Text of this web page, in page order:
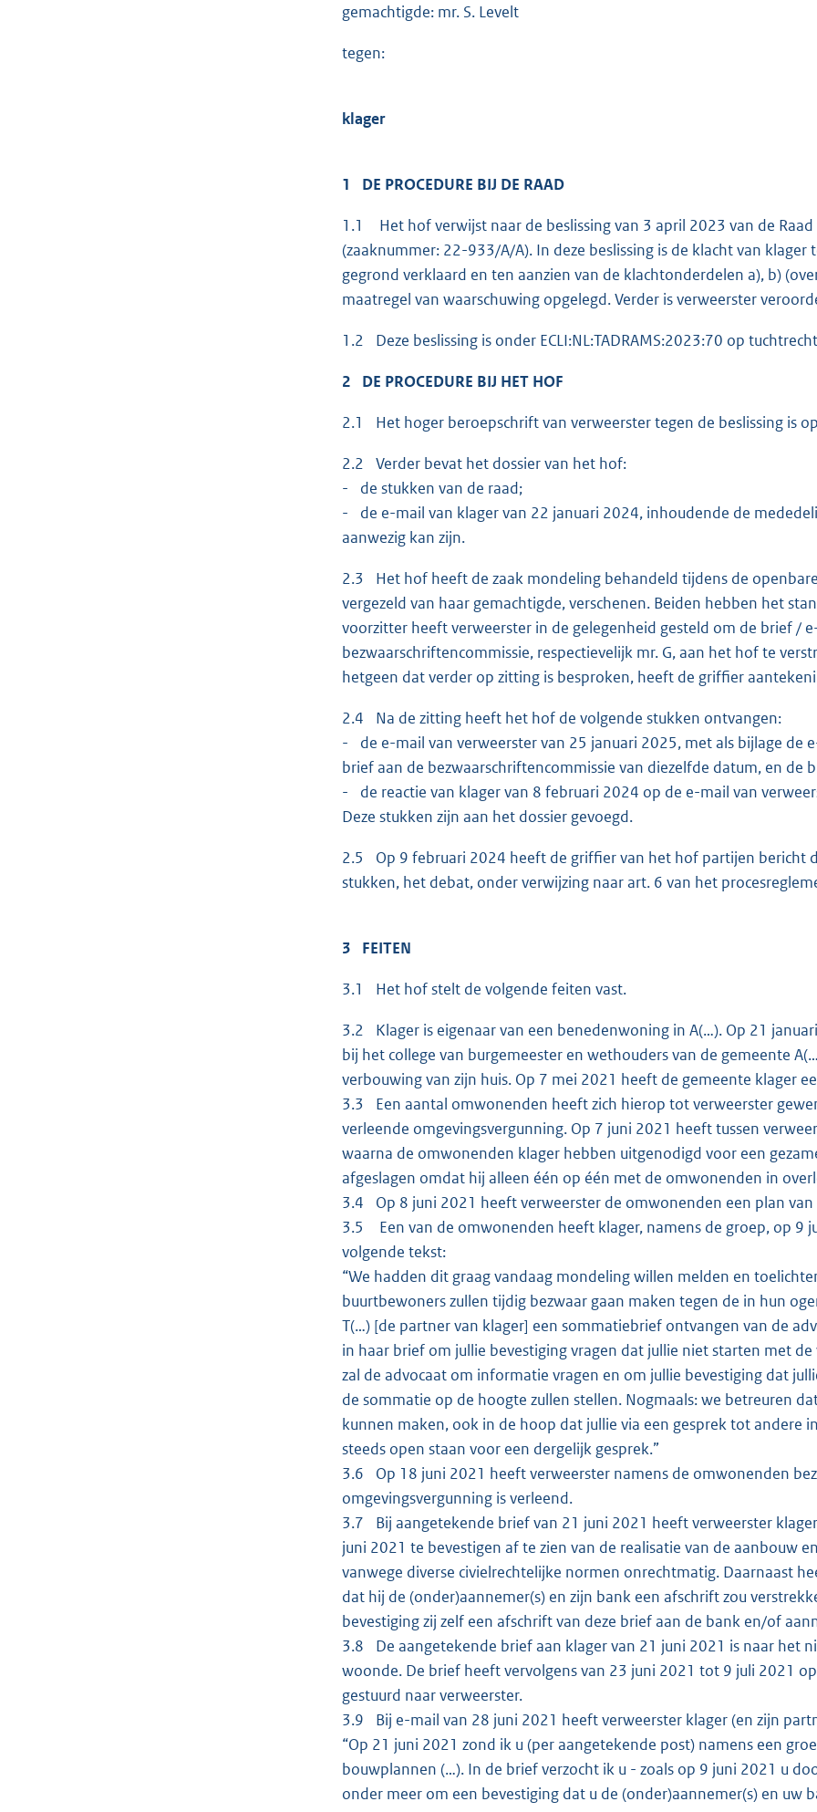
gemachtigde: mr. S. Levelt
tegen:
klager
1 DE PROCEDURE BIJ DE RAAD
1.1 Het hof verwijst naar de beslissing van 3 april 2023 van de
(zaaknummer: 22-933/A/A). In deze beslissing is de klacht van
gegrond verklaard en ten aanzien van de klachtonderdelen a), b)
maatregel van waarschuwing opgelegd. Verder is verweerster
1.2 Deze beslissing is onder ECLI:NL:TADRAMS:2023:70 op
2 DE PROCEDURE BIJ HET HOF
2.1 Het hoger beroepschrift van verweerster tegen de beslissing is
2.2 Verder bevat het dossier van het hof:
- de stukken van de raad;
- de e-mail van klager van 22 januari 2024, inhoudende de
aanwezig kan zijn.
2.3 Het hof heeft de zaak mondeling behandeld tijdens de
vergezeld van haar gemachtigde, verschenen. Beiden hebben het
voorzitter heeft verweerster in de gelegenheid gesteld om de brief /
bezwaarschriftencommissie, respectievelijk mr. G, aan het hof te
hetgeen dat verder op zitting is besproken, heeft de griffier
2.4 Na de zitting heeft het hof de volgende stukken ontvangen:
- de e-mail van verweerster van 25 januari 2025, met als bijlage de
brief aan de bezwaarschriftencommissie van diezelfde datum, en de
- de reactie van klager van 8 februari 2024 op de e-mail van
Deze stukken zijn aan het dossier gevoegd.
2.5 Op 9 februari 2024 heeft de griffier van het hof partijen bericht
stukken, het debat, onder verwijzing naar art. 6 van het
3 FEITEN
3.1 Het hof stelt de volgende feiten vast.
3.2 Klager is eigenaar van een benedenwoning in A(…). Op 21
bij het college van burgemeester en wethouders van de gemeente
verbouwing van zijn huis. Op 7 mei 2021 heeft de gemeente klager
3.3 Een aantal omwonenden heeft zich hierop tot verweerster
verleende omgevingsvergunning. Op 7 juni 2021 heeft tussen
waarna de omwonenden klager hebben uitgenodigd voor een
afgeslagen omdat hij alleen één op één met de omwonenden in
3.4 Op 8 juni 2021 heeft verweerster de omwonenden een plan
3.5 Een van de omwonenden heeft klager, namens de groep, op 9
volgende tekst:
“We hadden dit graag vandaag mondeling willen melden en
buurtbewoners zullen tijdig bezwaar gaan maken tegen de in hun
T(…) [de partner van klager] een sommatiebrief ontvangen van de
in haar brief om jullie bevestiging vragen dat jullie niet starten met
zal de advocaat om informatie vragen en om jullie bevestiging dat
de sommatie op de hoogte zullen stellen. Nogmaals: we betreuren
kunnen maken, ook in de hoop dat jullie via een gesprek tot andere
steeds open staan voor een dergelijk gesprek.”
3.6 Op 18 juni 2021 heeft verweerster namens de omwonenden
omgevingsvergunning is verleend.
3.7 Bij aangetekende brief van 21 juni 2021 heeft verweerster
juni 2021 te bevestigen af te zien van de realisatie van de aanbouw
vanwege diverse civielrechtelijke normen onrechtmatig. Daarnaast
dat hij de (onder)aannemer(s) en zijn bank een afschrift zou
bevestiging zij zelf een afschrift van deze brief aan de bank en/of
3.8 De aangetekende brief aan klager van 21 juni 2021 is naar het
woonde. De brief heeft vervolgens van 23 juni 2021 tot 9 juli 2021
gestuurd naar verweerster.
3.9 Bij e-mail van 28 juni 2021 heeft verweerster klager (en zijn
“Op 21 juni 2021 zond ik u (per aangetekende post) namens een
bouwplannen (…). In de brief verzocht ik u - zoals op 9 juni 2021 u
onder meer om een bevestiging dat u de (onder)aannemer(s) en